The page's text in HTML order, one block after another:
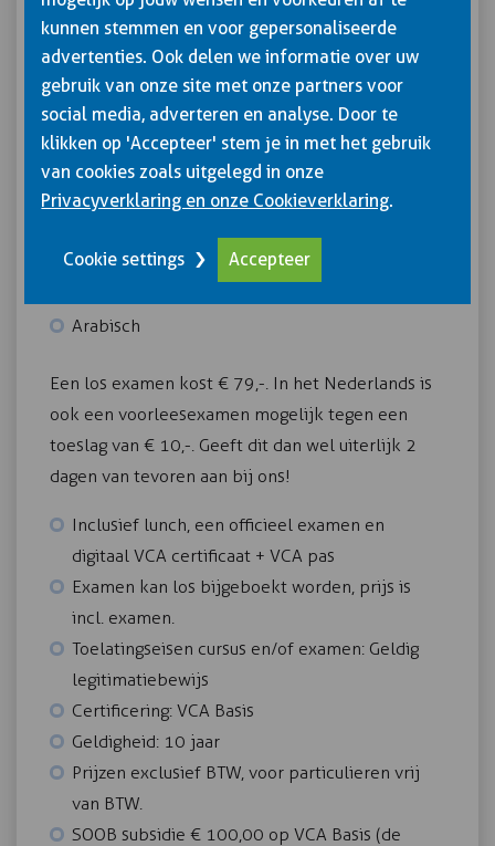
Pools
Portugees
Turks
Hongaars
Bulgaars
Kroatisch
Russisch
Litouws
Arabisch
Een los examen kost € 79,-. In het Nederlands is
ook een voorleesexamen mogelijk tegen een
toeslag van € 10,-. Geeft dit dan wel uiterlijk 2
dagen van tevoren aan bij ons!
Inclusief lunch, een officieel examen en
digitaal VCA certificaat + VCA pas
Examen kan los bijgeboekt worden, prijs is
incl. examen.
Toelatingseisen cursus en/of examen: Geldig
legitimatiebewijs
Certificering: VCA Basis
Geldigheid: 10 jaar
Prijzen exclusief BTW, voor particulieren vrij
van BTW.
SOOB subsidie € 100,00 op VCA Basis (de
kunnen stemmen en voor gepersonaliseerde
advertenties. Ook delen we informatie over uw
gebruik van onze site met onze partners voor
social media, adverteren en analyse. Door te
klikken op 'Accepteer' stem je in met het gebruik
van cookies zoals uitgelegd in onze
Privacyverklaring en onze Cookieverklaring.
Cookie settings Accepteer